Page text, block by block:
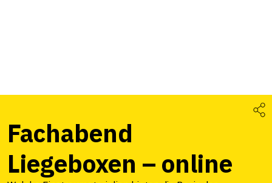
Fachabend
Liegeboxen – online